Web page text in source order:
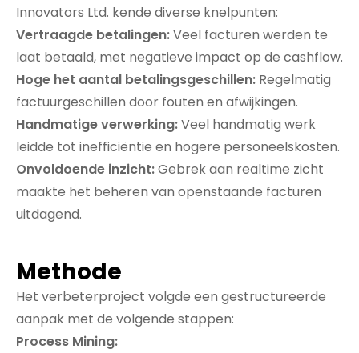
Innovators Ltd. kende diverse knelpunten:
Vertraagde betalingen:Veel facturen werden te
laat betaald, met negatieve impact op de cashflow.
Hoge het aantal betalingsgeschillen: Regelmatig
factuurgeschillen door fouten en afwijkingen.
Handmatige verwerking:Veel handmatig werk
leidde tot inefficiëntie en hogere personeelskosten.
Onvoldoende inzicht:Gebrek aan realtime zicht
maakte het beheren van openstaande facturen
uitdagend.
Methode
Het verbeterproject volgde een gestructureerde
aanpak met de volgende stappen:
Process Mining: